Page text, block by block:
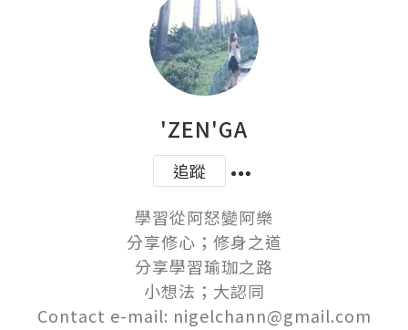
'ZEN'GA
追蹤
學習從阿怒變阿樂
分享修心；修身之道
分享學習瑜珈之路
小想法；大認同
Contact e-mail: nigelchann@gmail.com